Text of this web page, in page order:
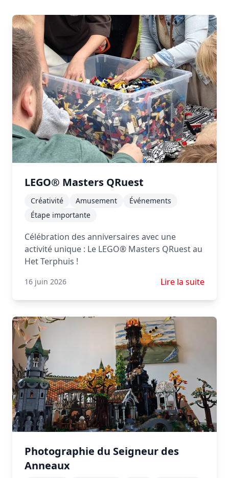
LEGO® Masters QRuest
Créativité Amusement
Événements
Étape importante
Célébration des anniversaires avec une
activité unique : Le LEGO® Masters QRuest au
Het Terphuis !
16 juin 2026 En savoir plus
Lire la suite
Photographie du Seigneur des
Anneaux